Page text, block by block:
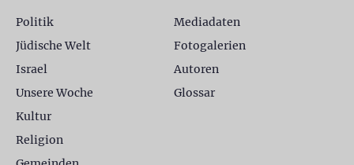
Politik
Jüdische Welt
Israel
Unsere Woche
Kultur
Religion
Mediadaten
Fotogalerien
Autoren
Glossar